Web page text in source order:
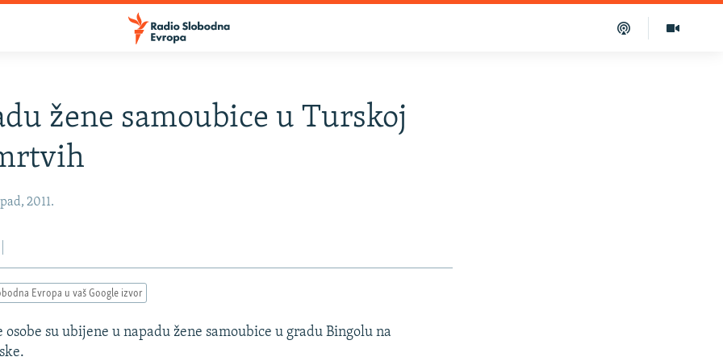
žene samoubice u Turskoj
2011.
Evropa u vaš Google izvor
su ubijene u napadu žene samoubice u gradu Bingolu na